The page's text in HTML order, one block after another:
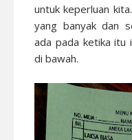
untuk keperluan
yang banyak dan
ada pada ketika itu
di bawah.